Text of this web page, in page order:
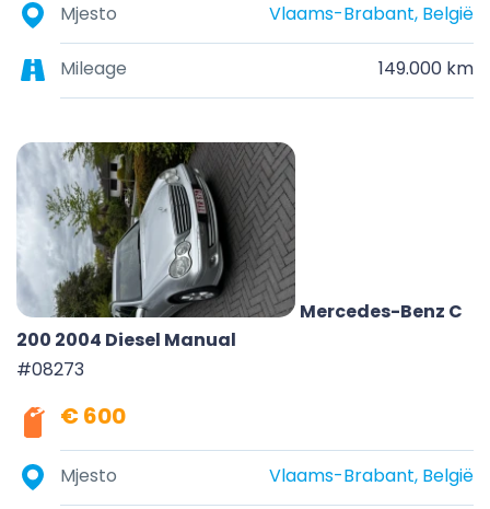
Mjesto Vlaams-Brabant, België
Mileage 149.000 km
Mercedes-Benz C
200 2004 Diesel Manual
#08273
€ 600
Mjesto Vlaams-Brabant, België